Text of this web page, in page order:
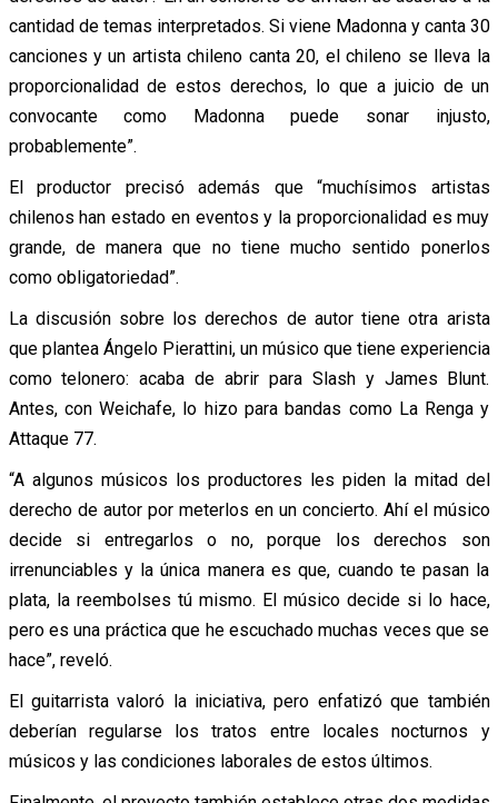
cantidad de temas interpretados. Si viene Madonna y canta 30
canciones y un artista chileno canta 20, el chileno se lleva la
proporcionalidad de estos derechos, lo que a juicio de un
convocante como Madonna puede sonar injusto,
probablemente”.
El productor precisó además que “muchísimos artistas
chilenos han estado en eventos y la proporcionalidad es muy
grande, de manera que no tiene mucho sentido ponerlos
como obligatoriedad”.
La discusión sobre los derechos de autor tiene otra arista
que plantea Ángelo Pierattini, un músico que tiene experiencia
como telonero: acaba de abrir para Slash y James Blunt.
Antes, con Weichafe, lo hizo para bandas como La Renga y
Attaque 77.
“A algunos músicos los productores les piden la mitad del
derecho de autor por meterlos en un concierto. Ahí el músico
decide si entregarlos o no, porque los derechos son
irrenunciables y la única manera es que, cuando te pasan la
plata, la reembolses tú mismo. El músico decide si lo hace,
pero es una práctica que he escuchado muchas veces que se
hace”, reveló.
El guitarrista valoró la iniciativa, pero enfatizó que también
deberían regularse los tratos entre locales nocturnos y
músicos y las condiciones laborales de estos últimos.